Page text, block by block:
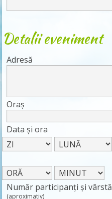
Detalii eveniment
Adresă
Oraș
Data și ora
Număr participanți și vârstă
(aproximativ)